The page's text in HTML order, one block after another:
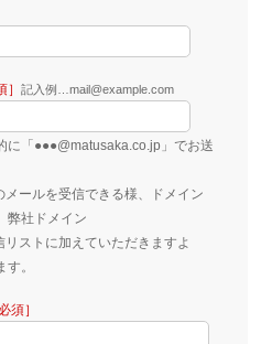
］ 記入例…mail@example.com
「●●●@matusaka.co.jp」でお送
メールを受信できる様、ドメイン
弊社ドメイン
リストに加えていただきますよ
。
須］